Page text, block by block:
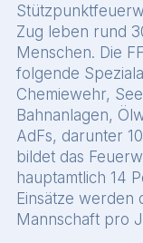
Zug leben rund
Menschen. Die
folgende
Chemiewehr,
Bahnanlagen,
AdFs, darunter
bildet das
hauptamtlich 14
Einsätze werden
Mannschaft pro